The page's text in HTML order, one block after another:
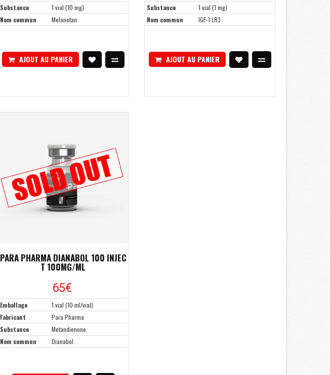
Substance
1 vial (10 mg)
Nom commun
Melanotan
AJOUT AU PANIER
Substance
1 vial (1 mg)
Nom commun
IGF-1 LR3
AJOUT AU PANIER
PARA PHARMA DIANABOL 100 INJEC
T 100MG/ML
65€
Emballage
1 vial (10 ml/vial)
Fabricant
Para Pharma
Substance
Metandienone
Nom commun
Dianabol